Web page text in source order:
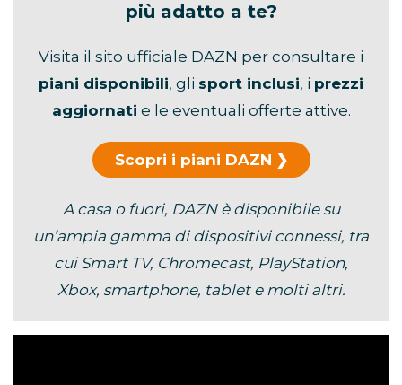
più adatto a te?
Visita il sito ufficiale DAZN per consultare i
piani disponibili, gli sport inclusi, i prezzi
aggiornati e le eventuali offerte attive.
Scopri i piani DAZN
A casa o fuori, DAZN è disponibile su
un’ampia gamma di dispositivi connessi, tra
cui Smart TV, Chromecast, PlayStation,
Xbox, smartphone, tablet e molti altri.